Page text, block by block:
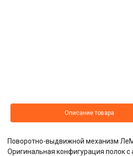
Описание товара
Поворотно-выдвижной механизм
Оригинальная конфигурация полок